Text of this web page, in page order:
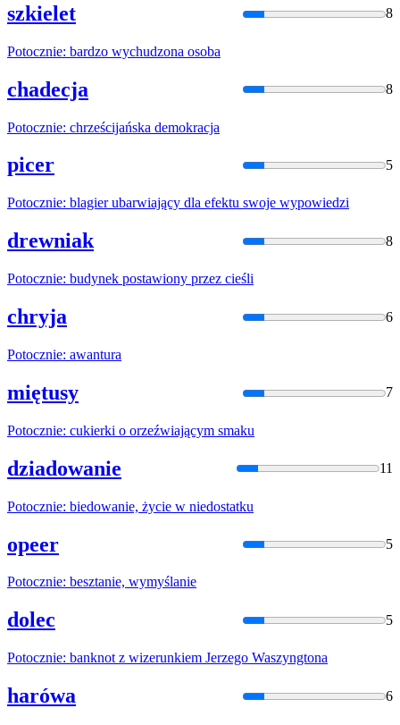
szkielet 8
Potocznie: bardzo wychudzona osoba
chadecja 8
Potocznie: chrześcijańska demokracja
picer 5
Potocznie: blagier ubarwiający dla efektu swoje wypowiedzi
drewniak 8
Potocznie: budynek postawiony przez cieśli
chryja 6
Potocznie: awantura
miętusy 7
Potocznie: cukierki o orzeźwiającym smaku
dziadowanie 11
Potocznie: biedowanie, życie w niedostatku
opeer 5
Potocznie: besztanie, wymyślanie
dolec 5
Potocznie: banknot z wizerunkiem Jerzego Waszyngtona
harówa 6